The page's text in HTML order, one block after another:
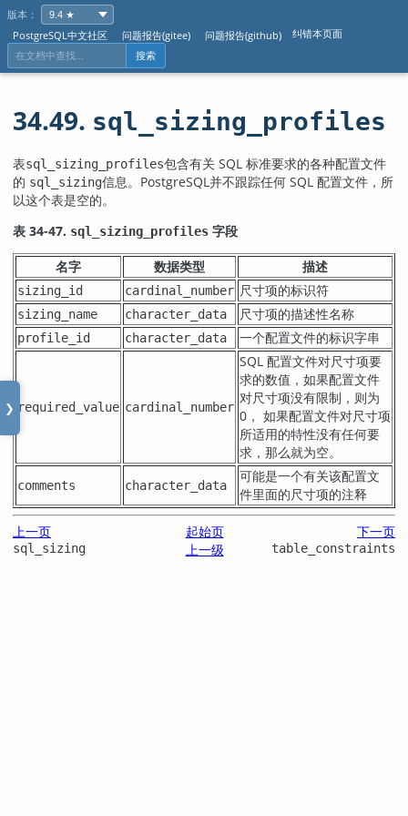
版本：
PostgreSQL中文社区
问题报告(gitee) 问题报告(github) 纠错本页面
搜索
❯
34.49. sql_sizing_profiles
表sql_sizing_profiles包含有关 SQL 标准要求的各种配置文件
的 sql_sizing信息。 PostgreSQL 并不跟踪任何 SQL 配置文件，所
以这个表是空的。
表 34-47. sql_sizing_profiles 字段
名字 数据类型 描述
sizing_id cardinal_number 尺寸项的标识符
sizing_name character_data 尺寸项的描述性名称
profile_id character_data 一个配置文件的标识字串
required_value cardinal_number
SQL 配置文件对尺寸项要
求的数值，如果配置文件
对尺寸项没有限制，则为
0， 如果配置文件对尺寸项
所适用的特性没有任何要
求，那么就为空。
comments character_data
可能是一个有关该配置文
件里面的尺寸项的注释
上一页 起始页 下一页
sql_sizing 上一级 table_constraints